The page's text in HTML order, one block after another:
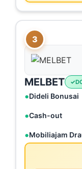
3
MELBET
Dideli Bonusai
Cash-out
Mobiliajam